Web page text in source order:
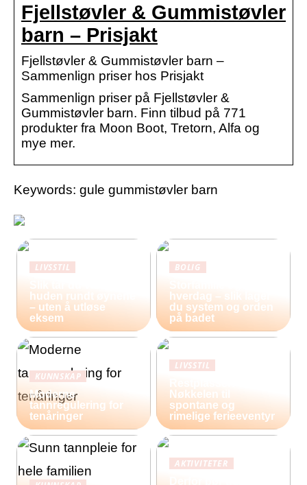
Fjellstøvler & Gummistøvler
barn – Prisjakt
Fjellstøvler & Gummistøvler barn –
Sammenlign priser hos Prisjakt
Sammenlign priser på Fjellstøvler &
Gummistøvler barn. Finn tilbud på 771
produkter fra Moon Boot, Tretorn, Alfa og
mye mer.
Keywords: gule gummistøvler barn
LIVSSTIL
huden rundt øynene
– uten å utløse
eksem
BOLIG
hverdag – slik lager
du system og orden
på badet
KUNNSKAP
Moderne
tannregulering for
tenåringer
LIVSSTIL
Nøkkelen til
spontane og
rimelige ferieeventyr
AKTIVITETER